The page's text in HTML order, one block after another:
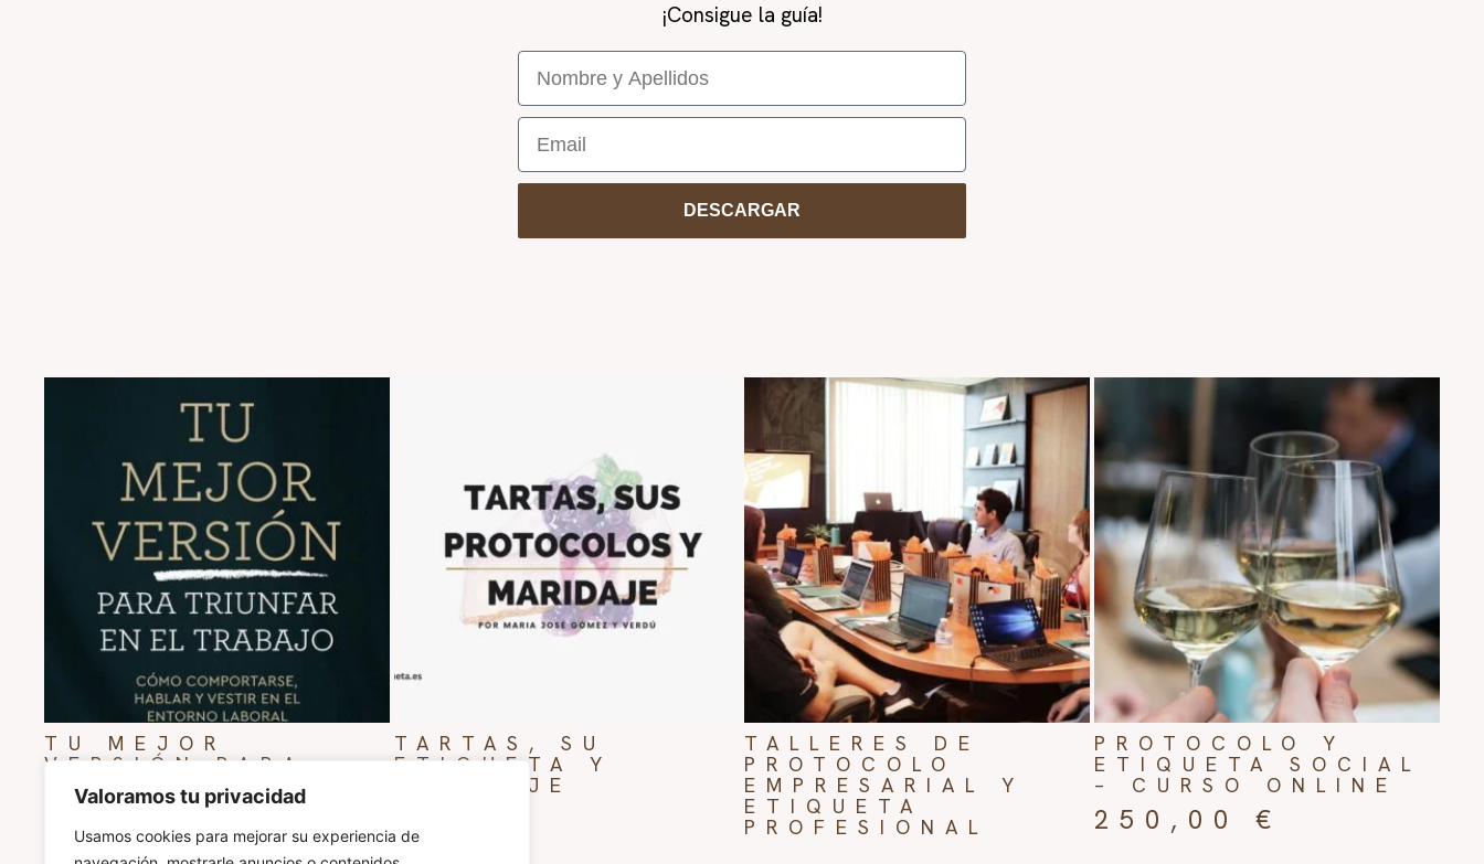
Valoramos tu privacidad
Usamos cookies para mejorar su experiencia de
¡Consigue la guía!
Nombre y Apellidos
Email
DESCARGAR
TU MEJOR
VERSIÓN PARA
TRIUNFAR EN EL
TRABAJO: CÓMO
COMPORTARSE,
HABLAR Y VESTIR
TARTAS, SU
ETIQUETA Y
MARIDAJE
TALLERES DE
PROTOCOLO
EMPRESARIAL Y
ETIQUETA
PROFESIONAL
PROTOCOLO Y
ETIQUETA SOCIAL
– CURSO ONLINE
250,00€